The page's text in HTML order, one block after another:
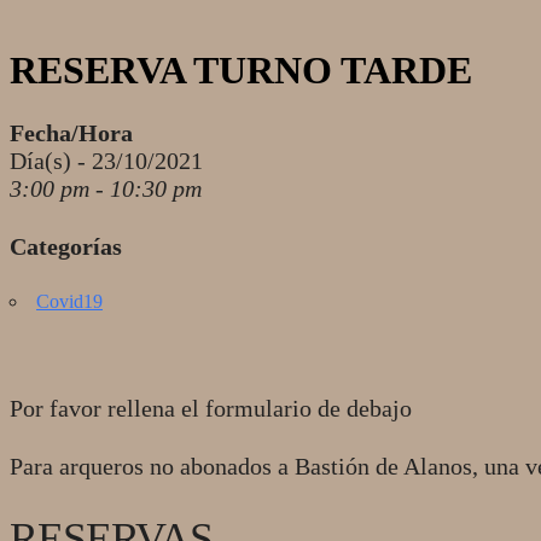
RESERVA TURNO TARDE
Fecha/Hora
Día(s) - 23/10/2021
3:00 pm - 10:30 pm
Categorías
Covid19
Por favor rellena el formulario de debajo
Para arqueros no abonados a Bastión de Alanos,